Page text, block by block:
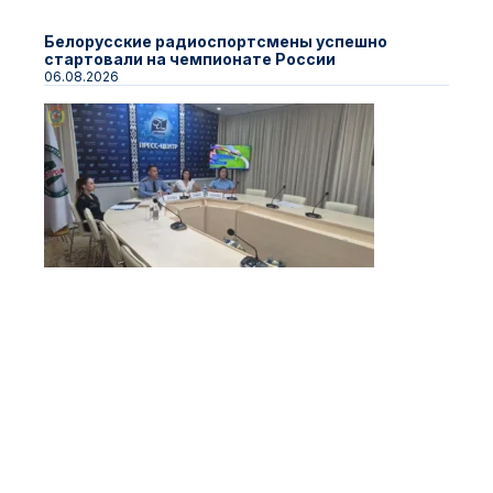
Белорусские радиоспортсмены успешно
стартовали на чемпионате России
06.08.2026